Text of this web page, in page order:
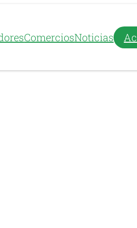
ComerciosNoticias